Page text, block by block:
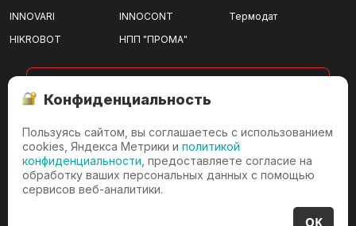
INNOVARI
INNOCONT
Термодат
HIKROBOT
НПП "ПРОМА"
г. Ижевск
г. Ижевск, проезд имени
Дерябина, д.3/36
Конфиденциальность
Пользуясь сайтом, вы соглашаетесь с использованием
cookies, Яндекса Метрики и политикой
конфиденциальности , предоставляете согласие на
обработку ваших персональных данных с помощью
сервисов веб-аналитики.
OK